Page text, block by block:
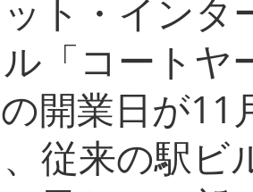
ト・インタ
「コートヤ
開業日が11
従来の駅ビ